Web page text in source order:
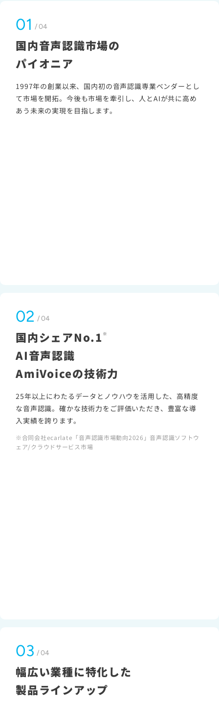
01 / 04
国内音声認識市場の
パイオニア
1997年の創業以来、国内初の音声認識専業ベンダーとし
て市場を開拓。今後も市場を牽引し、人とAIが共に高め
あう未来の実現を目指します。
02 / 04
国内シェアNo.1 ※
AI音声認識
AmiVoiceの技術力
25年以上にわたるデータとノウハウを活用した、高精度
な音声認識。確かな技術力をご評価いただき、豊富な導
入実績を誇ります。
※合同会社ecarlate「音声認識市場動向2026」音声認識ソフトウ
ェア/クラウドサービス市場
03 / 04
幅広い業種に特化した
製品ラインアップ